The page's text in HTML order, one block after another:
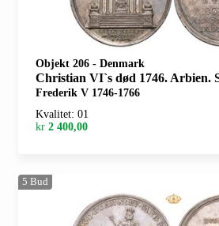
Objekt 206 - Denmark
Christian VI`s død 1746. Arbien. Sølv. 46 mm. Små riper og
Frederik V 1746-1766
Kvalitet: 01
kr 2 400,00
5 Bud